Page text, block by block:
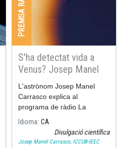
S'ha detectat vida a
Venus? Josep Manel
Carrasco en parla a
Ràdio Sant Boi
L'astrònom Josep Manel
Carrasco explica al
programa de ràdio La
República Santboiana de
Ràdio Sant Boi, la detecció
de fosfà a l'atmosfera de
Idioma CA
Divulgació científica
Josep Manel Carrasco, ICCUB-IEEC